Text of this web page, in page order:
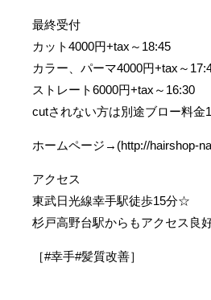
最終受付
カット4000円+tax～18:45
カラー、パーマ4000円+tax～
ストレート6000円+tax～16:30
cutされない方は別途ブロー料金
ホームページ→(http://hairshop-
アクセス
東武日光線幸手駅徒歩15分☆
杉戸高野台駅からもアクセス良
［#幸手#髪質改善］